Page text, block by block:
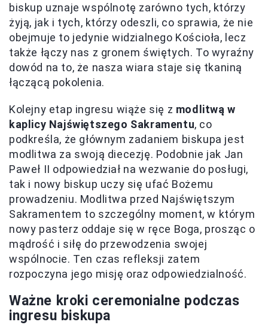
biskup uznaje wspólnotę zarówno tych, którzy
żyją, jak i tych, którzy odeszli, co sprawia, że nie
obejmuje to jedynie widzialnego Kościoła, lecz
także łączy nas z gronem świętych. To wyraźny
dowód na to, że nasza wiara staje się tkaniną
łączącą pokolenia.
Kolejny etap ingresu wiąże się z modlitwą w
kaplicy Najświętszego Sakramentu, co
podkreśla, że głównym zadaniem biskupa jest
modlitwa za swoją diecezję. Podobnie jak Jan
Paweł II odpowiedział na wezwanie do posługi,
tak i nowy biskup uczy się ufać Bożemu
prowadzeniu. Modlitwa przed Najświętszym
Sakramentem to szczególny moment, w którym
nowy pasterz oddaje się w ręce Boga, prosząc o
mądrość i siłę do przewodzenia swojej
wspólnocie. Ten czas refleksji zatem
rozpoczyna jego misję oraz odpowiedzialność.
Ważne kroki ceremonialne podczas
ingresu biskupa